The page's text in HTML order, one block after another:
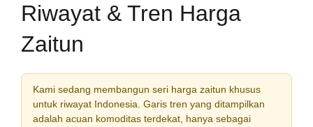
Riwayat & Tren Harga
Zaitun
Kami sedang membangun seri harga zaitun khusus
untuk riwayat Indonesia. Garis tren yang ditampilkan
adalah acuan komoditas terdekat, hanya sebagai